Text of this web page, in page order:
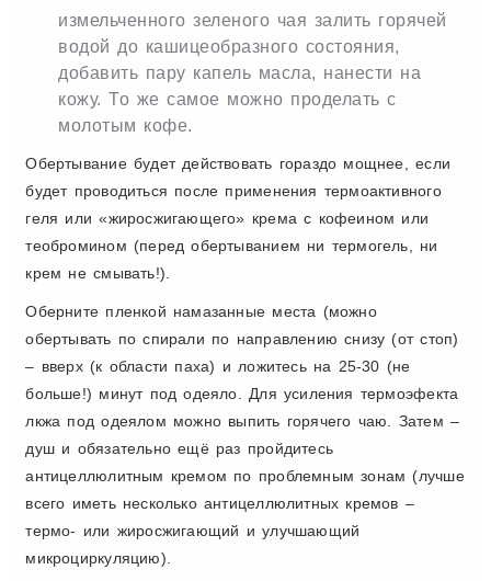
измельченного зеленого чая залить горячей
водой до кашицеобразного состояния,
добавить пару капель масла, нанести на
кожу. То же самое можно проделать с
молотым кофе.
Обертывание будет действовать гораздо мощнее, если
будет проводиться после применения термоактивного
геля или «жиросжигающего» крема с кофеином или
теобромином (перед обертыванием ни термогель, ни
крем не смывать!).
Оберните пленкой намазанные места (можно
обертывать по спирали по направлению снизу (от стоп)
– вверх (к области паха) и ложитесь на 25-30 (не
больше!) минут под одеяло. Для усиления термоэфекта
лкжа под одеялом можно выпить горячего чаю. Затем –
душ и обязательно ещё раз пройдитесь
антицеллюлитным кремом по проблемным зонам (лучше
всего иметь несколько антицеллюлитных кремов –
термо- или жиросжигающий и улучшающий
микроциркуляцию).